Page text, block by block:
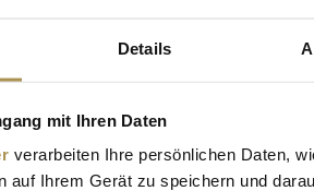
Details
mit Ihren Daten
verarbeiten Ihre persönlichen Daten,
auf Ihrem Gerät zu speichern und
Führung.
in ihren Stärken
sie wachsen und
eine Erweiterung des
Führungskraft ihre
zum
ist das,
kulturprägend.